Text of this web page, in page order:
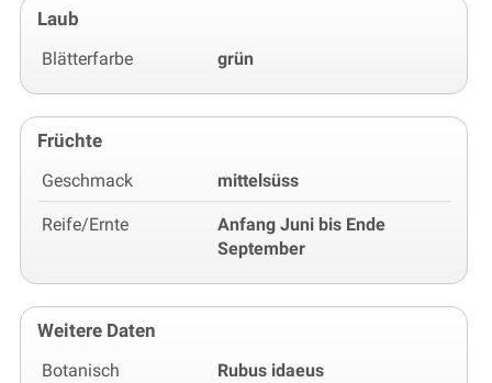
Laub
Blätterfarbe grün
Früchte
Geschmack mittelsüss
Reife/Ernte
Anfang Juni bis Ende
September
Weitere Daten
Botanisch Rubus idaeus